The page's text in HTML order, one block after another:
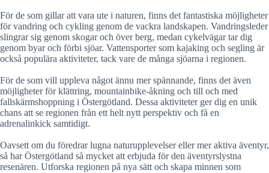
För de som gillar att vara ute i naturen, finns det fantastiska möjligheter
för vandring och cykling genom de vackra landskapen. Vandringsleder
slingrar sig genom skogar och över berg, medan cykelvägar tar dig
genom byar och förbi sjöar. Vattensporter som kajaking och segling är
också populära aktiviteter, tack vare de många sjöarna i regionen.
För de som vill uppleva något ännu mer spännande, finns det även
möjligheter för klättring, mountainbike-åkning och till och med
fallskärmshoppning i Östergötland. Dessa aktiviteter ger dig en unik
chans att se regionen från ett helt nytt perspektiv och få en
adrenalinkick samtidigt.
Oavsett om du föredrar lugna naturupplevelser eller mer aktiva äventyr,
så har Östergötland så mycket att erbjuda för den äventyrslystna
resenären. Utforska regionen på nya sätt och skapa minnen som